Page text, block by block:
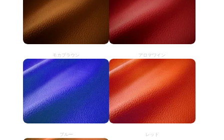
モカブラウン アロマワイン
ブルー レッド